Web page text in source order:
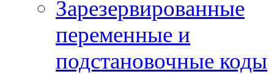
Зарезервированные
переменные и
подстановочные коды